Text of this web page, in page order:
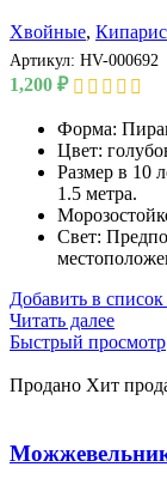
Хвойные,
Артикул: HV-000692
1,200 ₽
Форма:
Цвет:
Размер в 10
1.5 метра.
Свет:
Добавить в
Читать далее
Быстрый просмотр
Продано Хит